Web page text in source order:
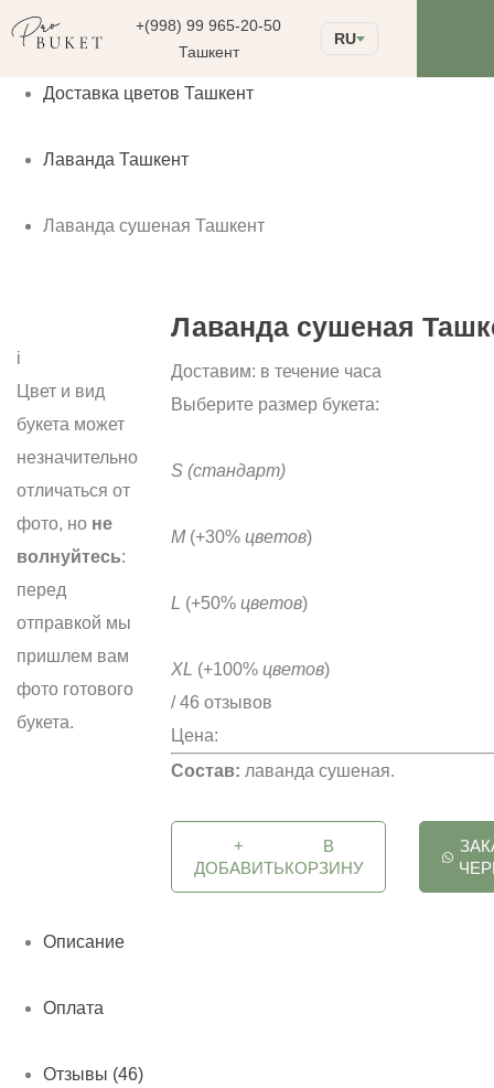
+(998) 99 965-20-50
Ташкент
RU
Доставка цветов Ташкент
Лаванда Ташкент
Лаванда сушеная Ташкент
i
Цвет и вид
букета может
незначительно
отличаться от
фото, но не
волнуйтесь:
перед
отправкой мы
пришлем вам
фото готового
букета.
Лаванда сушеная
Доставим: в течение часа
Выберите размер букета:
S (стандарт)
M(+30% цветов)
L (+50% цветов)
XL (+100% цветов)
/ 46 отзывов
Цена:
Состав: лаванда сушеная.
+
ДОБАВИТЬ
В
КОРЗИНУ
Описание
Оплата
Отзывы (46)